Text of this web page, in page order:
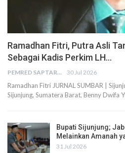
Ramadhan Fitri, Putra Asli
Sebagai Kadis Perkim LH…
PEMRED SAPTARIUS 30 Jul 2026
Ramadhan Fitri JURNAL SUMBAR |
Sijunjung, Sumatera Barat, Benny Dwifa
Bupati Sijunjung;
Melainkan Amanah
31 Jul 2026